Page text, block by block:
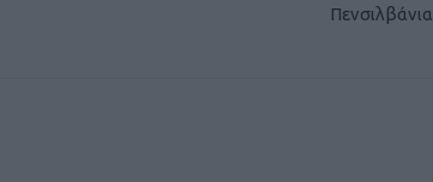
Πενσιλβάνια